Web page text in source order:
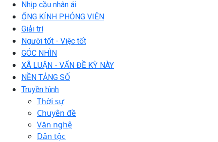
Nhịp cầu nhân ái
ỐNG KÍNH PHÓNG VIÊN
Giải trí
Người tốt - Việc tốt
GÓC NHÌN
XÃ LUẬN - VẤN ĐỀ KỲ NÀY
NỀN TẢNG SỐ
Truyền hình
Thời sự
Chuyên đề
Văn nghệ
Dân tộc